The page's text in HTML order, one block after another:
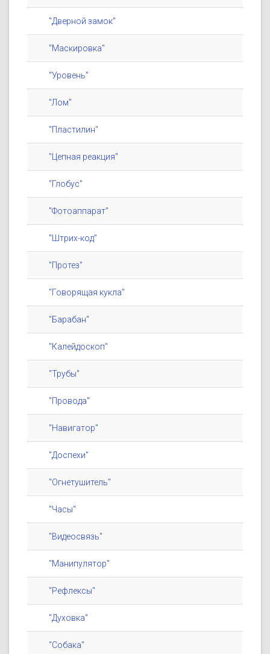
"Дверной замок"
"Маскировка"
"Уровень"
"Лом"
"Пластилин"
"Цепная реакция"
"Глобус"
"Фотоаппарат"
"Штрих-код"
"Протез"
"Говорящая кукла"
"Барабан"
"Калейдоскоп"
"Трубы"
"Провода"
"Навигатор"
"Доспехи"
"Огнетушитель"
"Часы"
"Видеосвязь"
"Манипулятор"
"Рефлексы"
"Духовка"
"Собака"